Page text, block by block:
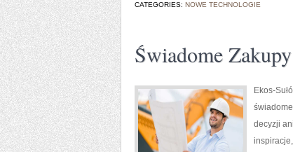
CATEGORIES: NOWE TECHNOLOGIE
Świadome Zakupy
Ekos-
decyzji